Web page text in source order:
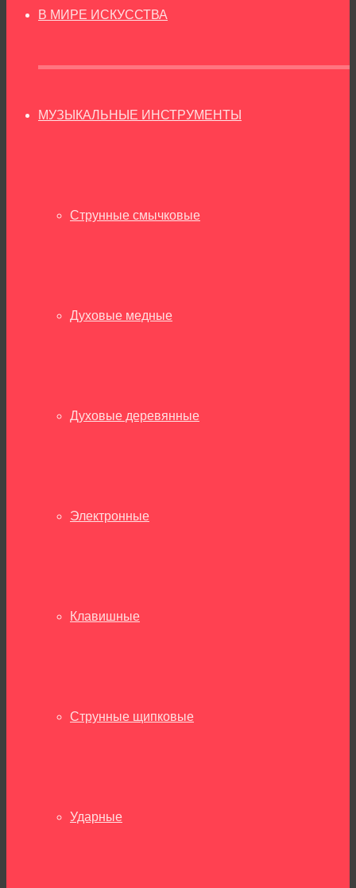
В МИРЕ ИСКУССТВА
МУЗЫКАЛЬНЫЕ ИНСТРУМЕНТЫ
Струнные смычковые
Духовые медные
Духовые деревянные
Электронные
Клавишные
Струнные щипковые
Ударные